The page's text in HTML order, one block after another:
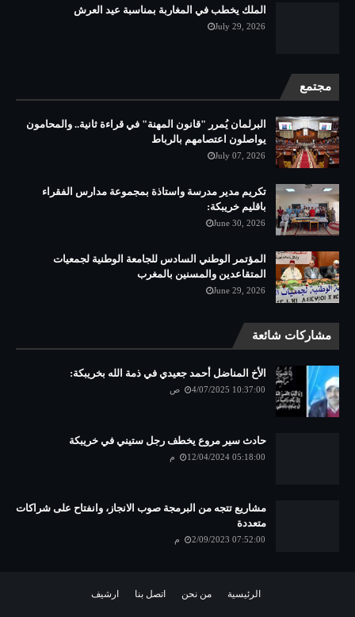
الملك يخطب في المغاربة بمناسبة عيد العرش
July 29, 2026
مجتمع
البرلمان يُمرر "قانون المهنة" في قراءة ثانية.. والمحامون
يواصلون اعتصامهم بالرباط
July 07, 2026
تكريم مدير مدرسة واستاذة بمجموعة مدارس الفقراء
باقليم خريبكة:
June 30, 2026
المؤتمر الوطني السادس للجامعة الوطنية لجمعيات
المتقاعدين والمسنين بالمغرب
June 29, 2026
مشاركات شائعة
الأخ المناضل أحمد جعيدي في ذمة الله بخريبكة:
4/07/2025 10:37:00 ص
حادث سير مروع يخطف رجل ستيني في خريبكة
12/04/2024 05:18:00 م
مشاريع تتجه من البرمجة صوب الانجاز، وانفتاح على شراكات
متعددة
2/09/2023 07:52:00 م
الرئيسية من نحن اتصل بنا ارشيف